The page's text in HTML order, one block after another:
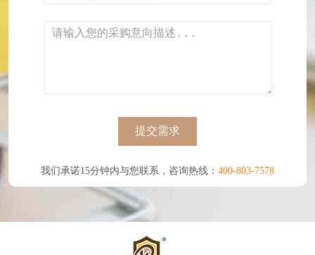
提交需求
我们承诺15分钟内与您联系，咨询热线： 400-803-7578